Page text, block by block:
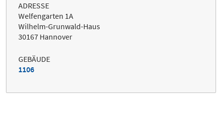
ADRESSE
Welfengarten 1A
Wilhelm-Grunwald-Haus
30167 Hannover
GEBÄUDE
1106